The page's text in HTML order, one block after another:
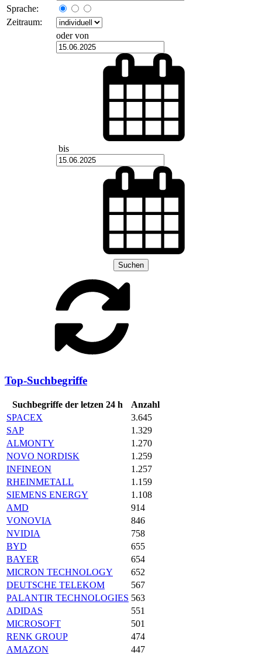
Sprache:
Zeitraum:
oder von
bis
Suchen
Top-Suchbegriffe
Suchbegriffe der letzen 24 h
Anzahl
SPACEX
3.645
SAP
1.329
ALMONTY
1.270
NOVO NORDISK
1.259
INFINEON
1.257
RHEINMETALL
1.159
SIEMENS ENERGY
1.108
AMD
914
VONOVIA
846
NVIDIA
758
BYD
655
BAYER
654
MICRON TECHNOLOGY
652
DEUTSCHE TELEKOM
567
PALANTIR TECHNOLOGIES 563
ADIDAS
551
MICROSOFT
501
RENK GROUP
474
AMAZON
447